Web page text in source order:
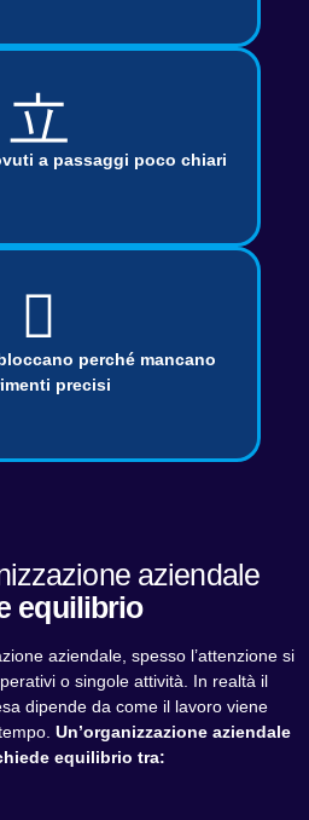
a passaggi poco chiari
perché mancano
precisi
aziendale
equilibrio
aziendale, spesso l’attenzione si
o singole attività. In realtà il
dipende da come il lavoro viene
Un’organizzazione aziendale
equilibrio tra: